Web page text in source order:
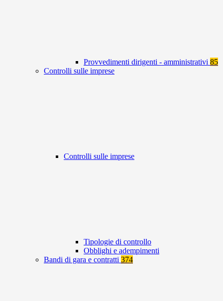
Provvedimenti dirigenti - amministrativi 85
Controlli sulle imprese
Controlli sulle imprese
Tipologie di controllo
Obblighi e adempimenti
Bandi di gara e contratti 374